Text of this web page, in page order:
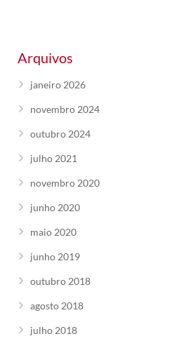
Arquivos
janeiro 2026
novembro 2024
outubro 2024
julho 2021
novembro 2020
junho 2020
maio 2020
junho 2019
outubro 2018
agosto 2018
julho 2018